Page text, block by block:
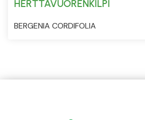
HERTTAVUORENKILPI
BERGENIA CORDIFOLIA